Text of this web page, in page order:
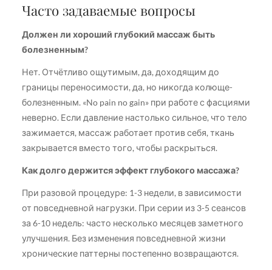
Часто задаваемые вопросы
Должен ли хороший глубокий массаж быть
болезненным?
Нет. Отчётливо ощутимым, да, доходящим до
границы переносимости, да, но никогда колюще-
болезненным. «No pain no gain» при работе с фасциями
неверно. Если давление настолько сильное, что тело
зажимается, массаж работает против себя, ткань
закрывается вместо того, чтобы раскрыться.
Как долго держится эффект глубокого массажа?
При разовой процедуре: 1-3 недели, в зависимости
от повседневной нагрузки. При серии из 3-5 сеансов
за 6-10 недель: часто несколько месяцев заметного
улучшения. Без изменения повседневной жизни
хронические паттерны постепенно возвращаются.